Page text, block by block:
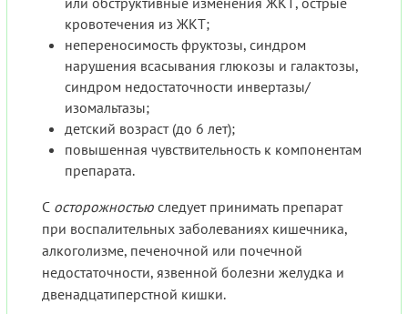
кровотечения из ЖКТ;
непереносимость фруктозы, синдром
нарушения всасывания глюкозы и галактозы,
синдром недостаточности инвертазы/
изомальтазы;
детский возраст (до 6 лет);
повышенная чувствительность к компонентам
препарата.
С осторожностью следует принимать препарат
при воспалительных заболеваниях кишечника,
алкоголизме, печеночной или почечной
недостаточности, язвенной болезни желудка и
двенадцатиперстной кишки.